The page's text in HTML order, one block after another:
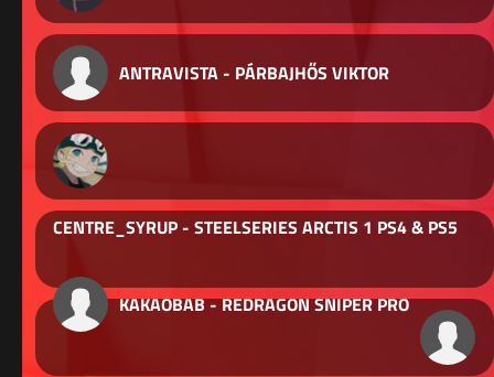
ANTRAVISTA - PÁRBAJHŐS VIKTOR
CENTRE_SYRUP - STEELSERIES ARCTIS 1 PS4 & PS5
KAKAOBAB - REDRAGON SNIPER PRO